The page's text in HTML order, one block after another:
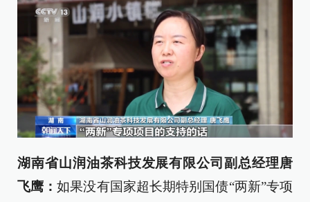
湖南省山润油茶科技发展有限公司副总经理唐
飞鹰：如果没有国家超长期特别国债“两新”专项